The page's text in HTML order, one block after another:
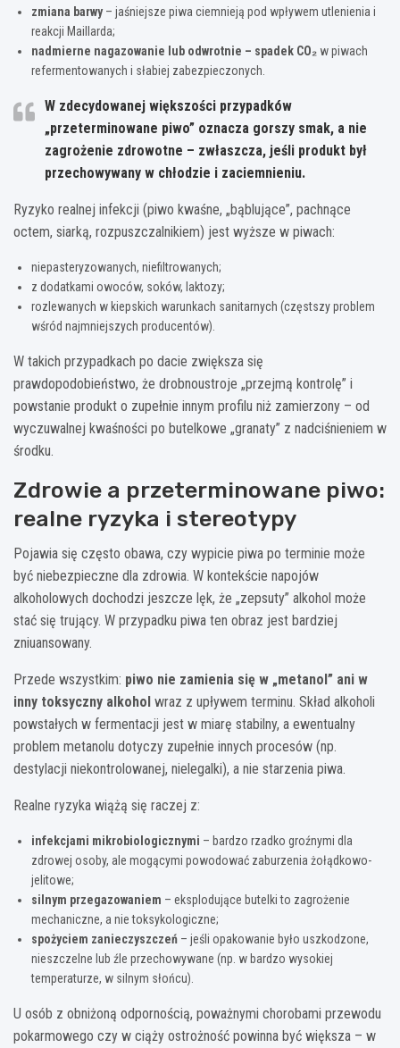
zmiana barwy– jaśniejsze piwa ciemnieją pod wpływem utlenienia i
reakcji Maillarda;
nadmierne nagazowanie lub odwrotnie – spadek CO₂ w piwach
refermentowanych i słabiej zabezpieczonych.
W zdecydowanej większości przypadków
„przeterminowane piwo” oznacza gorszy smak, a nie
zagrożenie zdrowotne – zwłaszcza, jeśli produkt był
przechowywany w chłodzie i zaciemnieniu.
Ryzyko realnej infekcji (piwo kwaśne, „bąblujące”, pachnące
octem, siarką, rozpuszczalnikiem) jest wyższe w piwach:
niepasteryzowanych, niefiltrowanych;
z dodatkami owoców, soków, laktozy;
rozlewanych w kiepskich warunkach sanitarnych (częstszy problem
wśród najmniejszych producentów).
W takich przypadkach po dacie zwiększa się
prawdopodobieństwo, że drobnoustroje „przejmą kontrolę” i
powstanie produkt o zupełnie innym profilu niż zamierzony – od
wyczuwalnej kwaśności po butelkowe „granaty” z nadciśnieniem w
środku.
Zdrowie a przeterminowane piwo:
realne ryzyka i stereotypy
Pojawia się często obawa, czy wypicie piwa po terminie może
być niebezpieczne dla zdrowia. W kontekście napojów
alkoholowych dochodzi jeszcze lęk, że „zepsuty” alkohol może
stać się trujący. W przypadku piwa ten obraz jest bardziej
zniuansowany.
Przede wszystkim: piwo nie zamienia się w „metanol” ani w
inny toksyczny alkohol wraz z upływem terminu. Skład alkoholi
powstałych w fermentacji jest w miarę stabilny, a ewentualny
problem metanolu dotyczy zupełnie innych procesów (np.
destylacji niekontrolowanej, nielegalki), a nie starzenia piwa.
Realne ryzyka wiążą się raczej z:
infekcjami mikrobiologicznymi – bardzo rzadko groźnymi dla
zdrowej osoby, ale mogącymi powodować zaburzenia żołądkowo-
jelitowe;
silnym przegazowaniem – eksplodujące butelki to zagrożenie
mechaniczne, a nie toksykologiczne;
spożyciem zanieczyszczeń – jeśli opakowanie było uszkodzone,
nieszczelne lub źle przechowywane (np. w bardzo wysokiej
temperaturze, w silnym słońcu).
U osób z obniżoną odpornością, poważnymi chorobami przewodu
pokarmowego czy w ciąży ostrożność powinna być większa – w